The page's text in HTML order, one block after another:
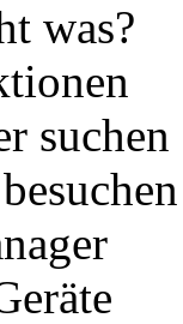
was?
suchen